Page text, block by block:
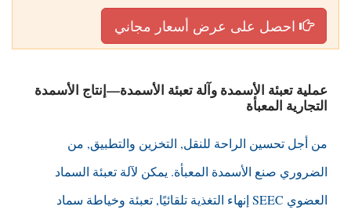
احصل على عرض أسعار مجاني
عملية تعبئة الأسمدة وآلة تعبئة الأسمدة—إنتاج الأسمدة
التجارية المعبأة
من أجل تحسين الراحة للنقل, التخزين والتطبيق, من
الضروري صنع الأسمدة المعبأة. يمكن لآلة تعبئة السماد
العضوي SEEC إنهاء التغذية تلقائيًا, تعبئة وخياطة سماد